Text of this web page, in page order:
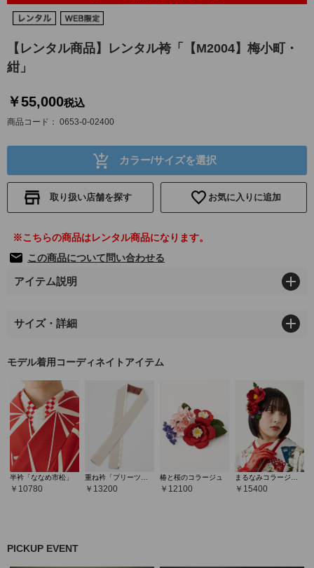
【レンタル商品】レンタル袴「【M2004】梅小町・
紺」
￥55,000税込
商品コード 0653-0-02400
カラー/サイズを選択
取り扱い店舗を探す お気に入りに追加
この商品について問い合わせる
アイテム説明
サイズ・詳細
モデル着用コーディネイトアイテム
半衿「ななめ市松」
10780 13200
椿と桜のコラージュ
12100 15400
PICKUP EVENT
※こちらの商品はレンタル商品になります。